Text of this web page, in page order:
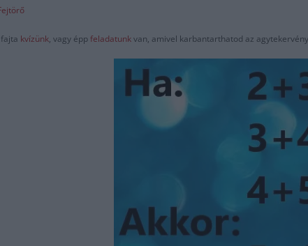
kvízünk, vagy éppfeladatunkvan, amivel karbantarthatod az